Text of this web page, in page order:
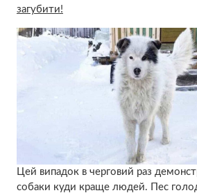
загубити!
Цей випадок в черговий раз
собаки куди краще людей. Пес